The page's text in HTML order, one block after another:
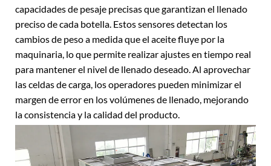
capacidades de pesaje precisas que garantizan el llenado
preciso de cada botella. Estos sensores detectan los
cambios de peso a medida que el aceite fluye por la
maquinaria, lo que permite realizar ajustes en tiempo real
para mantener el nivel de llenado deseado. Al aprovechar
las celdas de carga, los operadores pueden minimizar el
margen de error en los volúmenes de llenado, mejorando
la consistencia y la calidad del producto.